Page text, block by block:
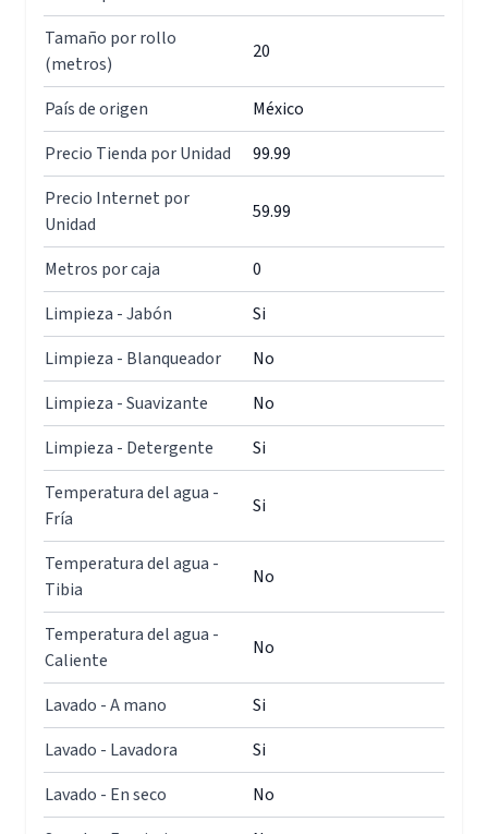
Tamaño por rollo
(metros)
20
País de origen
México
Precio Tienda por Unidad
99.99
Precio Internet por
Unidad
59.99
Metros por caja
0
Limpieza - Jabón
Si
Limpieza - Blanqueador
No
Limpieza - Suavizante
No
Limpieza - Detergente
Si
Temperatura del agua -
Fría
Si
Temperatura del agua -
Tibia
No
Temperatura del agua -
Caliente
No
Lavado - A mano
Si
Lavado - Lavadora
Si
Lavado - En seco
No